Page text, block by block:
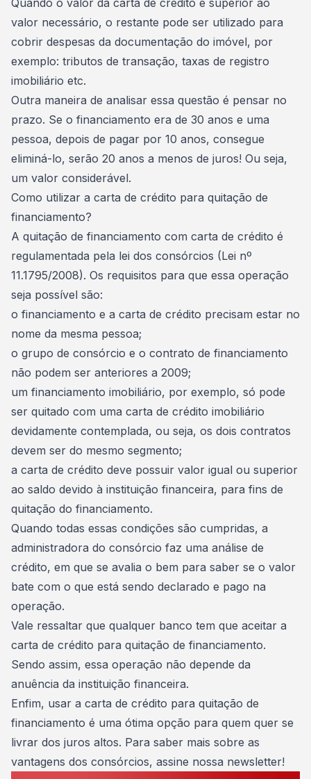
Quando o valor da carta de crédito é superior ao
valor necessário, o restante pode ser utilizado para
cobrir despesas da documentação do imóvel, por
exemplo: tributos de transação, taxas de registro
imobiliário etc.
Outra maneira de analisar essa questão é pensar no
prazo. Se o financiamento era de 30 anos e uma
pessoa, depois de pagar por 10 anos, consegue
eliminá-lo, serão 20 anos a menos de juros! Ou seja,
um valor considerável.
Como utilizar a carta de crédito para quitação de
financiamento?
A quitação de financiamento com carta de crédito é
regulamentada pela lei dos consórcios (Lei nº
11.1795/2008). Os requisitos para que essa operação
seja possível são:
o financiamento e a carta de crédito precisam estar no
nome da mesma pessoa;
o grupo de consórcio e o contrato de financiamento
não podem ser anteriores a 2009;
um financiamento imobiliário, por exemplo, só pode
ser quitado com uma carta de crédito imobiliário
devidamente contemplada, ou seja, os dois contratos
devem ser do mesmo segmento;
a carta de crédito deve possuir valor igual ou superior
ao saldo devido à instituição financeira, para fins de
quitação do financiamento.
Quando todas essas condições são cumpridas, a
administradora do consórcio faz uma análise de
crédito, em que se avalia o bem para saber se o valor
bate com o que está sendo declarado e pago na
operação.
Vale ressaltar que qualquer banco tem que aceitar a
carta de crédito para quitação de financiamento.
Sendo assim, essa operação não depende da
anuência da instituição financeira.
Enfim, usar a carta de crédito para quitação de
financiamento é uma ótima opção para quem quer se
livrar dos juros altos. Para saber mais sobre as
vantagens dos consórcios, assine nossa newsletter!